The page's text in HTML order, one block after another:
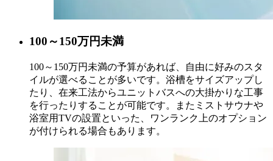
100～150万円未満
100～150万円未満の予算があれば、自由に好みのスタ
イルが選べることが多いです。浴槽をサイズアップし
たり、在来工法からユニットバスへの大掛かりな工事
を行ったりすることが可能です。またミストサウナや
浴室用TVの設置といった、ワンランク上のオプション
が付けられる場合もあります。